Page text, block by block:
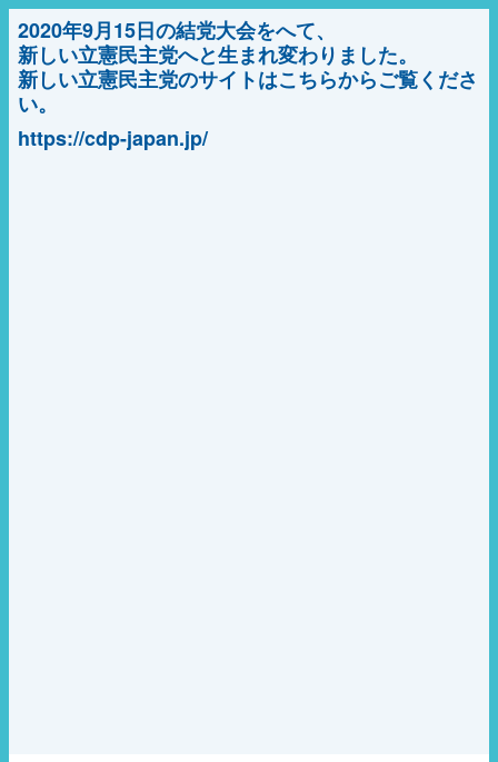
2020年9月15日の結党大会をへて、
新しい立憲民主党へと生まれ変わりました。
新しい立憲民主党のサイトはこちらからご覧くださ
い。
https://cdp-japan.jp/